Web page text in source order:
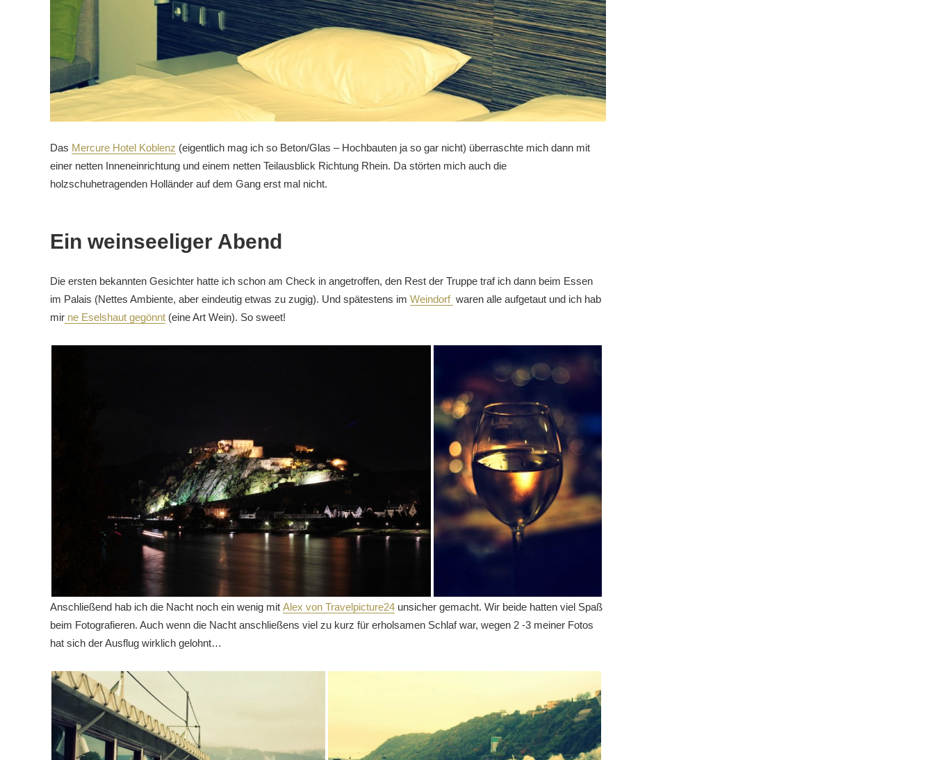
Das Mercure Hotel Koblenz (eigentlich mag ich so Beton/Glas – Hochbauten ja so gar nicht) überraschte mich dann mit
einer netten Inneneinrichtung und einem netten Teilausblick Richtung Rhein. Da störten mich auch die
holzschuhetragenden Holländer auf dem Gang erst mal nicht.
Ein weinseeliger Abend
Die ersten bekannten Gesichter hatte ich schon am Check in angetroffen, den Rest der Truppe traf ich dann beim Essen
im Palais (Nettes Ambiente, aber eindeutig etwas zu zugig). Und spätestens im Weindorf waren alle aufgetaut und ich hab
mir ne Eselshaut gegönnt (eine Art Wein). So sweet!
Anschließend hab ich die Nacht noch ein wenig mit Alex von Travelpicture24 unsicher gemacht. Wir beide hatten viel Spaß
beim Fotografieren. Auch wenn die Nacht anschließens viel zu kurz für erholsamen Schlaf war, wegen 2 -3 meiner Fotos
hat sich der Ausflug wirklich gelohnt…